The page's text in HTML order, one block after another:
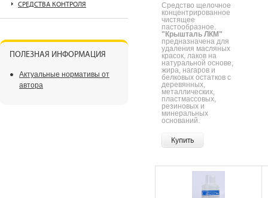
Средство щелочное
концентрированное
чистящее
пастообразное.
"Крышталь ЛКМ"
предназначена для
удаления масляных
красок, лаков на
натуральной основе,
жира, нагаров и
белковых остатков с
деревянных,
металлических,
пластмассовых,
резиновых и
минеральных
оснований.
Купить
СРЕДСТВА КОНТРОЛЯ
ПОЛЕЗНАЯ ИНФОРМАЦИЯ
Актуальные нормативы от
автора